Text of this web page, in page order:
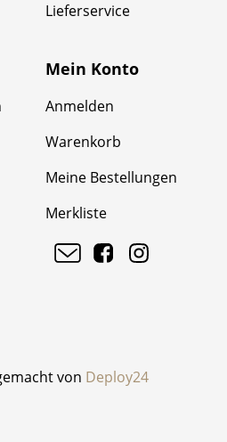
Lieferservice
Mein Konto
Anmelden
Warenkorb
Meine Bestellungen
Merkliste
von Deploy24